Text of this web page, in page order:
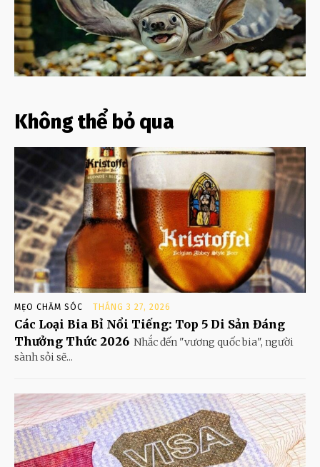
Không thể bỏ qua
MẸO CHĂM SÓC THÁNG 3 27, 2026
Các Loại Bia Bỉ Nổi Tiếng: Top 5 Di Sản Đáng
Thưởng Thức 2026 Nhắc đến "vương quốc bia", người
sành sỏi sẽ...